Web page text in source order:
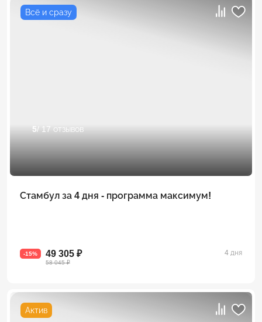
Всё и сразу
5/ 17 отзывов
Стамбул за 4 дня - программа максимум!
-15% 49 305 ₽
58 045 ₽
4 дня
Актив